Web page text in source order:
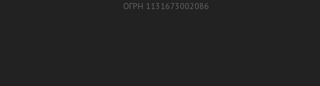
ОГРН 1131673002086